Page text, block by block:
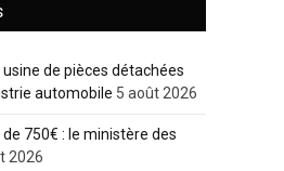
de pièces détachées
automobile 5 août 2026
750€ : le ministère des
2026